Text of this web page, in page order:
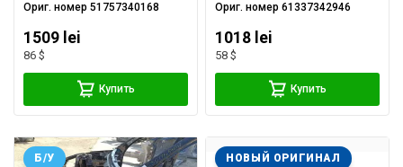
Ориг. номер51757340168
1509 lei
86 $
Купить
Ориг. номер61337342946
1018 lei
58 $
Купить
Б/У НОВЫЙ ОРИГИНАЛ